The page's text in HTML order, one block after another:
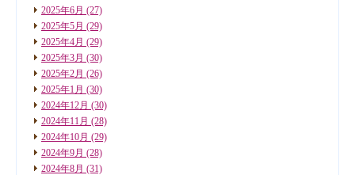
2025年6月 (27)
2025年5月 (29)
2025年4月 (29)
2025年3月 (30)
2025年2月 (26)
2025年1月 (30)
2024年12月 (30)
2024年11月 (28)
2024年10月 (29)
2024年9月 (28)
2024年8月 (31)